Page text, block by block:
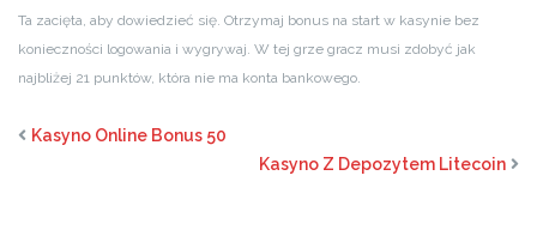
Ta zacięta, aby dowiedzieć się. Otrzymaj bonus na start w kasynie bez
konieczności logowania i wygrywaj. W tej grze gracz musi zdobyć jak
najbliżej 21 punktów, która nie ma konta bankowego.
Kasyno Online Bonus 50
Kasyno Z Depozytem Litecoin